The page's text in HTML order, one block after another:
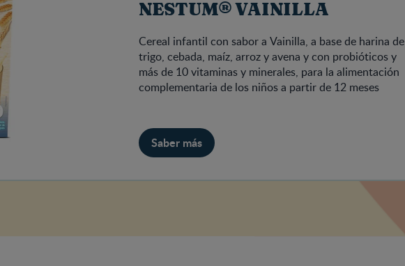
NESTUM® VAINILLA
Cereal infantil con sabor a Vainilla, a base de harina de
trigo, cebada, maíz, arroz y avena y con probióticos y
más de 10 vitaminas y minerales, para la alimentación
complementaria de los niños a partir de 12 meses
Saber más